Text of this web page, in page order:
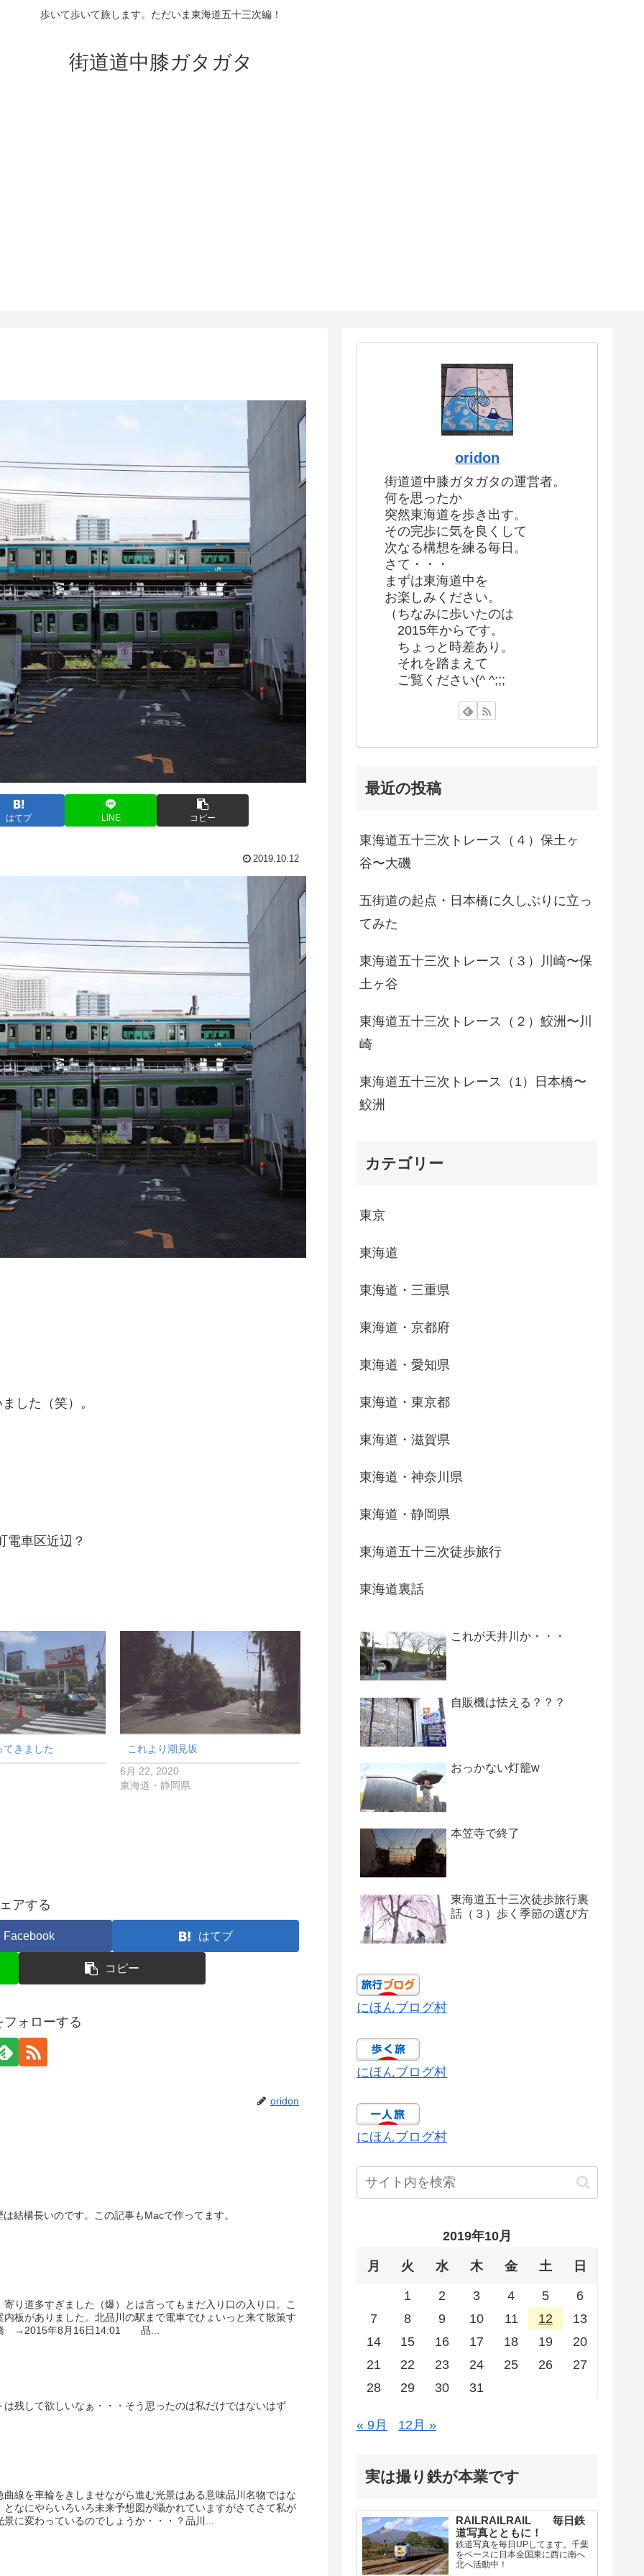
歩いて歩いて旅します。ただいま東海道五十三次編！
街道道中膝ガタガタ
はてブ LINE コピー
2019.10.12
した（笑）。
車区近辺？
きました
これより潮見坂
6月 22, 2020
東海道・静岡県
アする
Facebook はてブ
コピー
フォローする
oridon
結構長いのです。この記事もMacで作ってます。
り道多すぎました（爆）とは言ってもまだ入り口の入り口。こ
板がありました。北品川の駅まで電車でひょいっと来て散策す
橋 →2015年8月16日14:01 品...
残して欲しいなぁ・・・そう思ったのは私だけではないはず
線を車輪をきしませながら進む光景はある意味品川名物ではな
なにやらいろいろ未来予想図が囁かれていますがさてさて私が
に変わっているのでしょうか・・・？品川...
oridon
街道道中膝ガタガタの運営者。
何を思ったか
突然東海道を歩き出す。
その完歩に気を良くして
次なる構想を練る毎日。
さて・・・
まずは東海道中を
お楽しみください。
（ちなみに歩いたのは
2015年からです。
ちょっと時差あり。
それを踏まえて
ご覧ください(^ ^;;;
最近の投稿
東海道五十三次トレース（４）保土ヶ
谷〜大磯
五街道の起点・日本橋に久しぶりに立っ
てみた
東海道五十三次トレース（３）川崎〜保
土ヶ谷
東海道五十三次トレース（２）鮫洲〜川
崎
東海道五十三次トレース（1）日本橋〜
鮫洲
カテゴリー
東京
東海道
東海道・三重県
東海道・京都府
東海道・愛知県
東海道・東京都
東海道・滋賀県
東海道・神奈川県
東海道・静岡県
東海道五十三次徒歩旅行
東海道裏話
これが天井川か・・・
自販機は怯える？？？
おっかない灯籠w
本笠寺で終了
東海道五十三次徒歩旅行裏
話（３）歩く季節の選び方
にほんブログ村
にほんブログ村
にほんブログ村
2019年10月
月 火 水 木 金 土 日
1 2 3 4 5
6
7
8 9 10 11 12
13
14
15 16 17 18 19
20
21
22 23 24 25 26
27
28
29 30 31
« 9月 12月 »
実は撮り鉄が本業です
RAILRAILRAIL 毎日鉄
道写真とともに！
鉄道写真を毎日UPしてます。千葉
をベースに日本全国東に西に南へ
北へ活動中！